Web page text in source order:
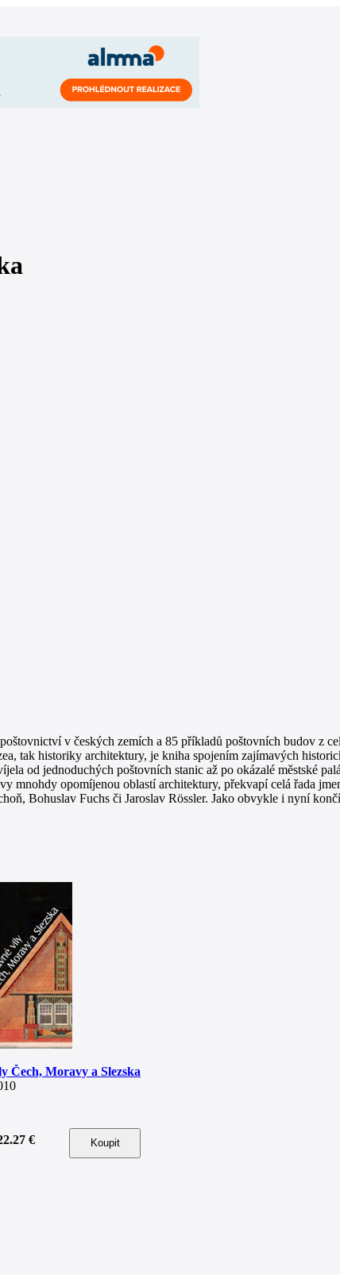
v českých zemích a 85 příkladů poštovních budov z
tak historiky architektury, je kniha spojením zajímavých
od jednoduchých poštovních stanic až po okázalé městské
mnohdy opomíjenou oblastí architektury, překvapí celá řada
Bohuslav Fuchs či Jaroslav Rössler. Jako obvykle i nyní
Čech, Moravy a Slezska
€